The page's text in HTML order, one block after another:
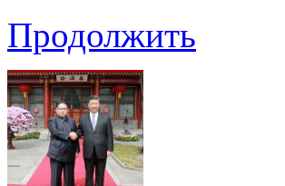
Продолжить